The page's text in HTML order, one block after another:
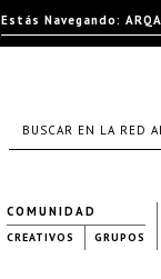
COMUNIDAD
CREATIVOS GRUPOS
Estás Navegando: